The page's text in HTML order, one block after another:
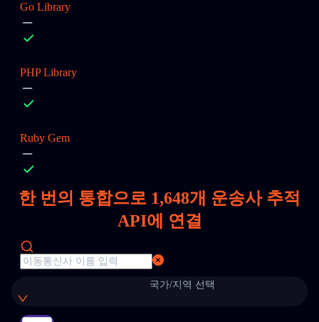
Go Library
PHP Library
Ruby Gem
한 번의 통합으로 1,648개 운송사 추적
API에 연결
국가/지역 선택